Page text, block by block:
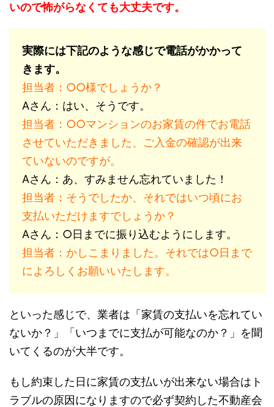
いので怖がらなくても大丈夫です。
実際には下記のような感じで電話がかかって
きます。
担当者：○○様でしょうか？
Aさん：はい、そうです。
担当者：○○マンションのお家賃の件でお電話
させていただきました、ご入金の確認が出来
ていないのですが。
Aさん：あ、すみません忘れていました！
担当者：そうでしたか、それではいつ頃にお
支払いただけますでしょうか？
Aさん：○日までに振り込むようにします。
担当者：かしこまりました。それでは○日まで
によろしくお願いいたします。
といった感じで、業者は「家賃の支払いを忘れてい
ないか？」「いつまでに支払が可能なのか？」を聞
いてくるのが大半です。
もし約束した日に家賃の支払いが出来ない場合はト
ラブルの原因になりますので必ず契約した不動産会